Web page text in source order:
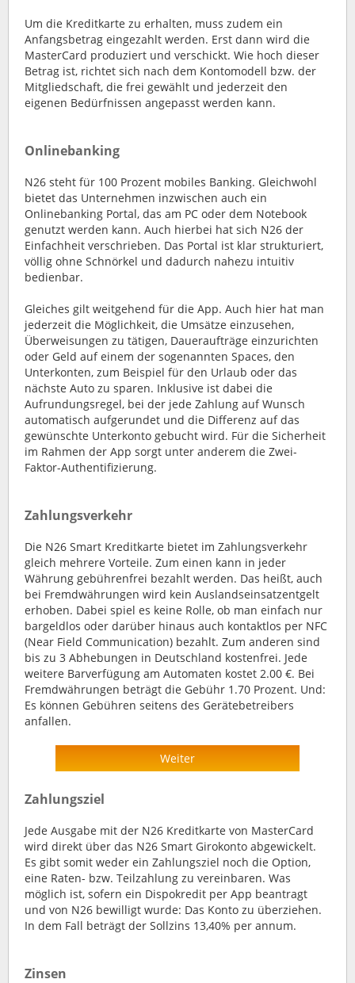
Um die Kreditkarte zu erhalten, muss zudem ein
Anfangsbetrag eingezahlt werden. Erst dann wird die
MasterCard produziert und verschickt. Wie hoch dieser
Betrag ist, richtet sich nach dem Kontomodell bzw. der
Mitgliedschaft, die frei gewählt und jederzeit den
eigenen Bedürfnissen angepasst werden kann.
Onlinebanking
N26 steht für 100 Prozent mobiles Banking. Gleichwohl
bietet das Unternehmen inzwischen auch ein
Onlinebanking Portal, das am PC oder dem Notebook
genutzt werden kann. Auch hierbei hat sich N26 der
Einfachheit verschrieben. Das Portal ist klar strukturiert,
völlig ohne Schnörkel und dadurch nahezu intuitiv
bedienbar.
Gleiches gilt weitgehend für die App. Auch hier hat man
jederzeit die Möglichkeit, die Umsätze einzusehen,
Überweisungen zu tätigen, Daueraufträge einzurichten
oder Geld auf einem der sogenannten Spaces, den
Unterkonten, zum Beispiel für den Urlaub oder das
nächste Auto zu sparen. Inklusive ist dabei die
Aufrundungsregel, bei der jede Zahlung auf Wunsch
automatisch aufgerundet und die Differenz auf das
gewünschte Unterkonto gebucht wird. Für die Sicherheit
im Rahmen der App sorgt unter anderem die Zwei-
Faktor-Authentifizierung.
Zahlungsverkehr
Die N26 Smart Kreditkarte bietet im Zahlungsverkehr
gleich mehrere Vorteile. Zum einen kann in jeder
Währung gebührenfrei bezahlt werden. Das heißt, auch
bei Fremdwährungen wird kein Auslandseinsatzentgelt
erhoben. Dabei spiel es keine Rolle, ob man einfach nur
bargeldlos oder darüber hinaus auch kontaktlos per NFC
(Near Field Communication) bezahlt. Zum anderen sind
bis zu 3 Abhebungen in Deutschland kostenfrei. Jede
weitere Barverfügung am Automaten kostet 2.00 €. Bei
Fremdwährungen beträgt die Gebühr 1.70 Prozent. Und:
Es können Gebühren seitens des Gerätebetreibers
anfallen.
Weiter
Zahlungsziel
Jede Ausgabe mit der N26 Kreditkarte von MasterCard
wird direkt über das N26 Smart Girokonto abgewickelt.
Es gibt somit weder ein Zahlungsziel noch die Option,
eine Raten- bzw. Teilzahlung zu vereinbaren. Was
möglich ist, sofern ein Dispokredit per App beantragt
und von N26 bewilligt wurde: Das Konto zu überziehen.
In dem Fall beträgt der Sollzins 13,40% per annum.
Zinsen